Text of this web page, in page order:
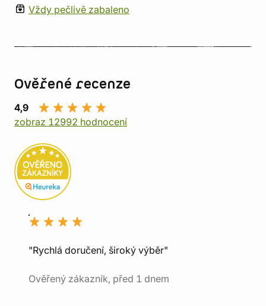
Vždy pečlivě zabaleno
Ověřené recenze
4,9
zobraz 12992 hodnocení
"Rychlá doručení, široký výběr"
Ověřený zákazník, před 1 dnem